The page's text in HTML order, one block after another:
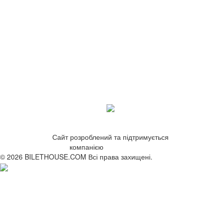
Сайт розроблений та підтримується
компанією
© 2026 BILETHOUSE.COM Всі права захищені.